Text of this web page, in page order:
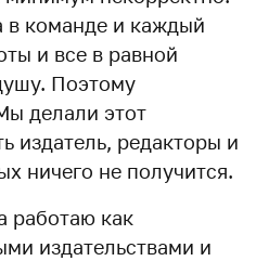
в команде и каждый
и все в равной
Поэтому
делали этот
издатель, редакторы и
ничего не получится.
работаю как
издательствами и